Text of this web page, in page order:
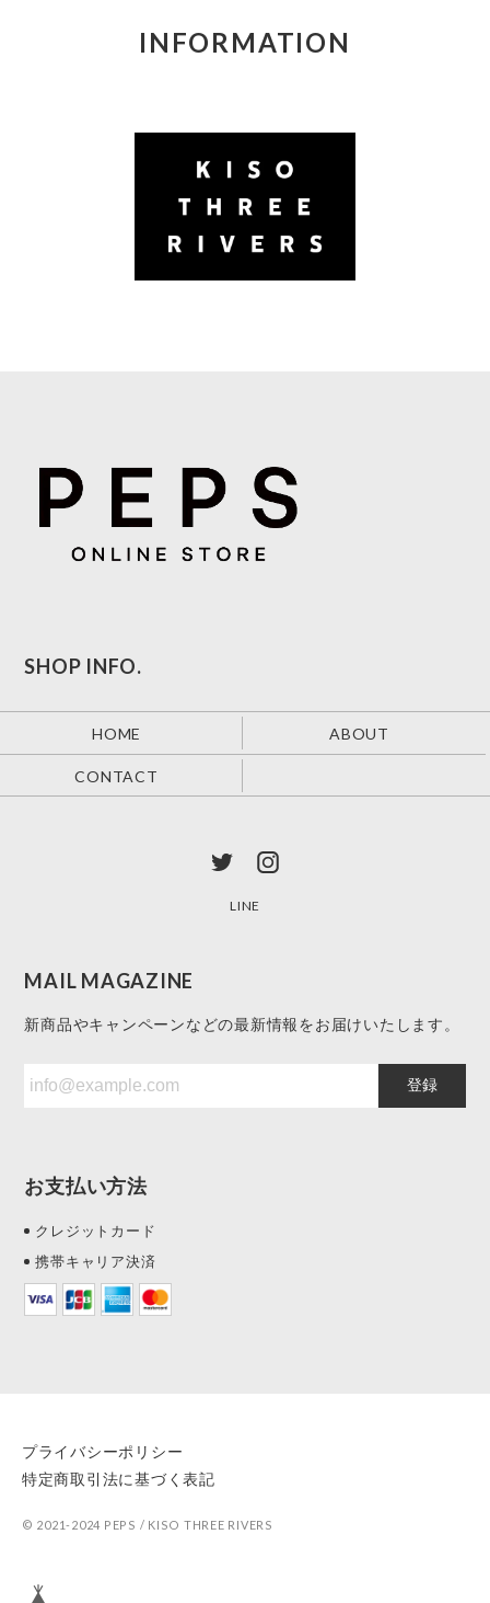
INFORMATION
SHOP INFO.
HOME ABOUT
CONTACT
LINE
MAIL MAGAZINE
新商品やキャンペーンなどの最新情報をお届けいたします。
登録
お支払い方法
クレジットカード
携帯キャリア決済
プライバシーポリシー
特定商取引法に基づく表記
© 2021-2024 PEPS / KISO THREE RIVERS